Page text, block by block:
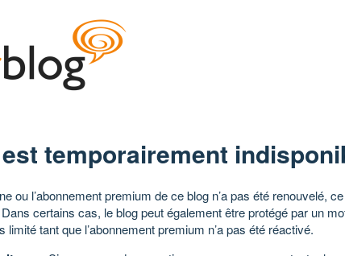
temporairement
ou l’abonnement premium de ce blog n’a pas été renouvelé,
certains cas, le blog peut également être protégé par un
limité tant que l’abonnement premium n’a pas été réactivé.